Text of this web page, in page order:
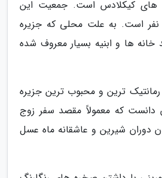
های کیکلادس است. جمعیت این
جزیره در حدود 15000 نفر است. به علت محلی که جزیره
ها و ابنیه بسیار معروف شده
رمانتیک ترین و محبوب ترین جزیره
دانست که معمولاً مقصد سفر زوج
دوران شیرین و عاشقانه ماه عسل